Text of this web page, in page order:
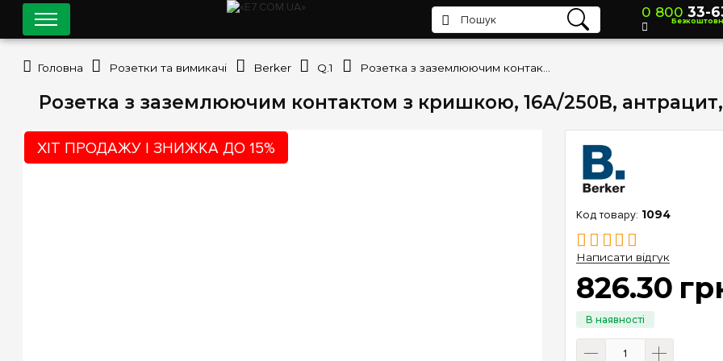
Розетка з заземлюючим контактом з кришкою, 16А/250В, антрацит,
ХІТ ПРОДАЖУ | ЗНИЖКА ДО 15%
1094
Написати відгук
826.30
0 800 33-
Головна Розетки та вимикачі Berker Q.1